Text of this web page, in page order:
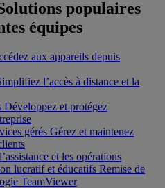
populaires
équipes
aux appareils depuis
l’accès à distance et la
Développez et protégez
gérés Gérez et maintenez
et les opérations
lucratif et éducatifs Remise de
TeamViewer